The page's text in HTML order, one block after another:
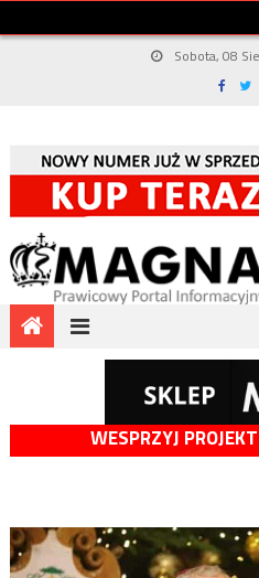
Sobota, 08
WESPRZYJ